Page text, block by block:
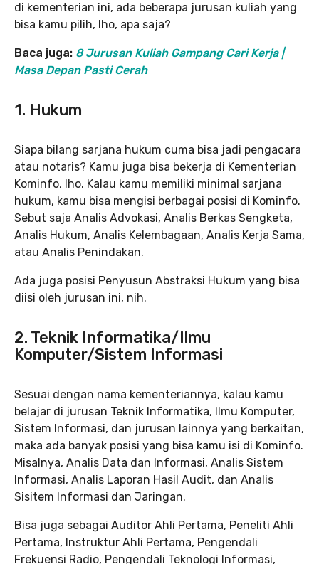
di kementerian ini, ada beberapa jurusan kuliah yang
bisa kamu pilih, lho, apa saja?
Baca juga: 8 Jurusan Kuliah Gampang Cari Kerja |
Masa Depan Pasti Cerah
1. Hukum
Siapa bilang sarjana hukum cuma bisa jadi pengacara
atau notaris? Kamu juga bisa bekerja di Kementerian
Kominfo, lho. Kalau kamu memiliki minimal sarjana
hukum, kamu bisa mengisi berbagai posisi di Kominfo.
Sebut saja Analis Advokasi, Analis Berkas Sengketa,
Analis Hukum, Analis Kelembagaan, Analis Kerja Sama,
atau Analis Penindakan.
Ada juga posisi Penyusun Abstraksi Hukum yang bisa
diisi oleh jurusan ini, nih.
2. Teknik Informatika/Ilmu
Komputer/Sistem Informasi
Sesuai dengan nama kementeriannya, kalau kamu
belajar di jurusan Teknik Informatika, Ilmu Komputer,
Sistem Informasi, dan jurusan lainnya yang berkaitan,
maka ada banyak posisi yang bisa kamu isi di Kominfo.
Misalnya, Analis Data dan Informasi, Analis Sistem
Informasi, Analis Laporan Hasil Audit, dan Analis
Sisitem Informasi dan Jaringan.
Bisa juga sebagai Auditor Ahli Pertama, Peneliti Ahli
Pertama, Instruktur Ahli Pertama, Pengendali
Frekuensi Radio, Pengendali Teknologi Informasi,